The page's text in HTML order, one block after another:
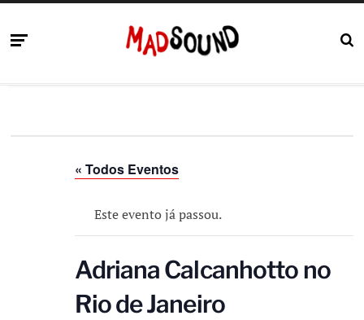
« Todos Eventos
Este evento já passou.
Adriana Calcanhotto no
Rio de Janeiro